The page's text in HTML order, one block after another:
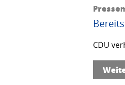
CDU